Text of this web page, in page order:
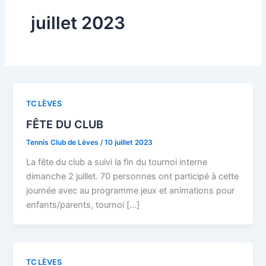
juillet 2023
TC LÈVES
FÊTE DU CLUB
Tennis Club de Lèves /10 juillet 2023
La fête du club a suivi la fin du tournoi interne
dimanche 2 juillet. 70 personnes ont participé à cette
journée avec au programme jeux et animations pour
enfants/parents, tournoi […]
TC LÈVES